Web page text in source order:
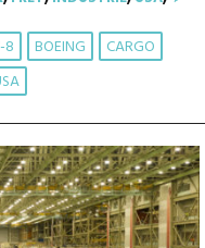
8 BOEING
CARGO